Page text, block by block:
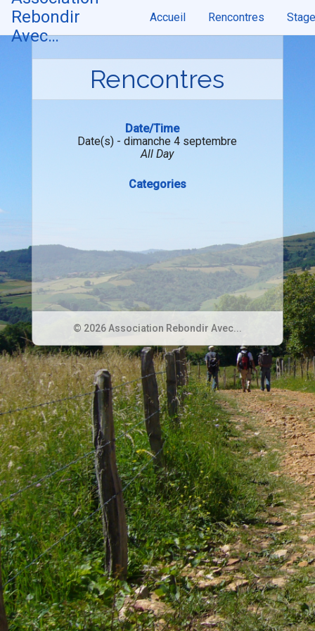
Skip
content
Rebondir
Avec…
Accueil Rencontres
Rencontres
Date/Time
Date(s) - dimanche 4 septembre
All Day
Categories
© 2026 Association Rebondir Avec...